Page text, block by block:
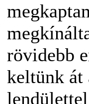
rövidebb
keltünk át